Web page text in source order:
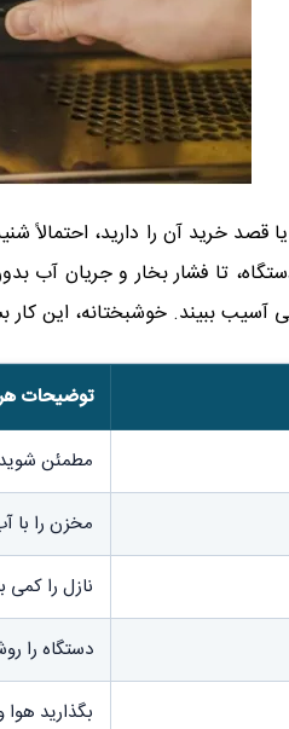
قصد خرید آن را دارید، احتمالاً
تا فشار بخار و جریان
آسیب ببیند. خوشبختانه، این
توضیحات
مطمئن
مخزن را با
نازل را کمی
دستگاه را
بگذارید